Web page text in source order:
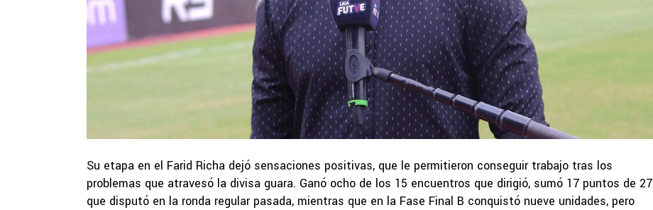
Su etapa en el Farid Richa dejó sensaciones positivas, que le permitieron conseguir trabajo tras los
problemas que atravesó la divisa guara. Ganó ocho de los 15 encuentros que dirigió, sumó 17 puntos de 27
que disputó en la ronda regular pasada, mientras que en la Fase Final B conquistó nueve unidades, pero